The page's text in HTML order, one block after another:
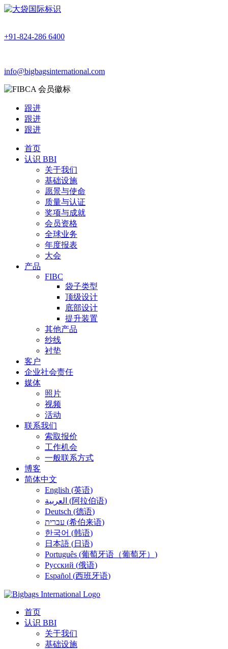
+91-824-286 6400
info@bigbagsinternational.com
跟进
跟进
跟进
首页
认识 BBI
关于我们
基础设施
愿景与使命
质量与认证
奖项与成就
会员资格
全球业务
年度报表
大会
产品
FIBC
袋子类型
顶级设计
底部设计
提升装置
其他产品
纱线
衬垫
客户
企业社会责任
媒体
照片
视频
活动
联系我们
索取报价
工作机会
一般联系方式
博客
简体中文
English (英语)
العربية (阿拉伯语)
Deutsch (德语)
עברית (希伯来语)
한국어 (韩语)
日本語 (日语)
Português (葡萄牙语（葡萄牙） )
Русский (俄语)
Español (西班牙语)
首页
认识 BBI
关于我们
基础设施